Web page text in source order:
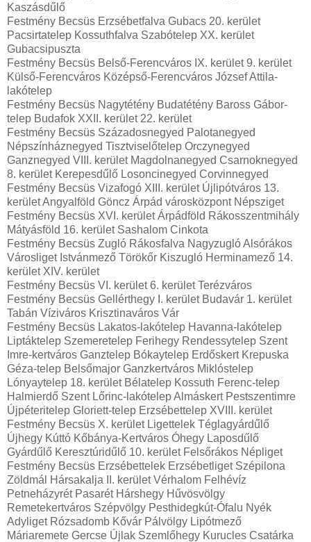
Kaszásdűlő
Festmény Becsüs Erzsébetfalva Gubacs 20. kerület
Pacsirtatelep Kossuthfalva Szabótelep XX. kerület
Gubacsipuszta
Festmény Becsüs Belső-Ferencváros IX. kerület 9. kerület
Külső-Ferencváros Középső-Ferencváros József Attila-
lakótelep
Festmény Becsüs Nagytétény Budatétény Baross Gábor-
telep Budafok XXII. kerület 22. kerület
Festmény Becsüs Századosnegyed Palotanegyed
Népszínháznegyed Tisztviselőtelep Orczynegyed
Ganznegyed VIII. kerület Magdolnanegyed Csarnoknegyed
8. kerület Kerepesdűlő Losoncinegyed Corvinnegyed
Festmény Becsüs Vizafogó XIII. kerület Újlipótváros 13.
kerület Angyalföld Göncz Árpád városközpont Népsziget
Festmény Becsüs XVI. kerület Árpádföld Rákosszentmihály
Mátyásföld 16. kerület Sashalom Cinkota
Festmény Becsüs Zugló Rákosfalva Nagyzugló Alsórákos
Városliget Istvánmező Törökőr Kiszugló Herminamező 14.
kerület XIV. kerület
Festmény Becsüs VI. kerület 6. kerület Terézváros
Festmény Becsüs Gellérthegy I. kerület Budavár 1. kerület
Tabán Víziváros Krisztinaváros Vár
Festmény Becsüs Lakatos-lakótelep Havanna-lakótelep
Liptáktelep Szemeretelep Ferihegy Rendessytelep Szent
Imre-kertváros Ganztelep Bókaytelep Erdőskert Krepuska
Géza-telep Belsőmajor Ganzkertváros Miklóstelep
Lónyaytelep 18. kerület Bélatelep Kossuth Ferenc-telep
Halmierdő Szent Lőrinc-lakótelep Almáskert Pestszentimre
Újpéteritelep Gloriett-telep Erzsébettelep XVIII. kerület
Festmény Becsüs X. kerület Ligettelek Téglagyárdűlő
Újhegy Kúttó Kőbánya-Kertváros Óhegy Laposdűlő
Gyárdűlő Keresztúridűlő 10. kerület Felsőrákos Népliget
Festmény Becsüs Erzsébettelek Erzsébetliget Szépilona
Zöldmál Hársakalja II. kerület Vérhalom Felhévíz
Petneházyrét Pasarét Hárshegy Hűvösvölgy
Remetekertváros Szépvölgy Pesthidegkút-Ófalu Nyék
Adyliget Rózsadomb Kővár Pálvölgy Lipótmező
Máriaremete Gercse Újlak Szemlőhegy Kurucles Csatárka